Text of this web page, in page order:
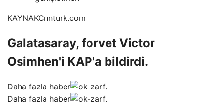
KAYNAKCnnturk.com
Galatasaray, forvet Victor
Osimhen'i KAP'a bildirdi.
Daha fazla haber
Daha fazla haber